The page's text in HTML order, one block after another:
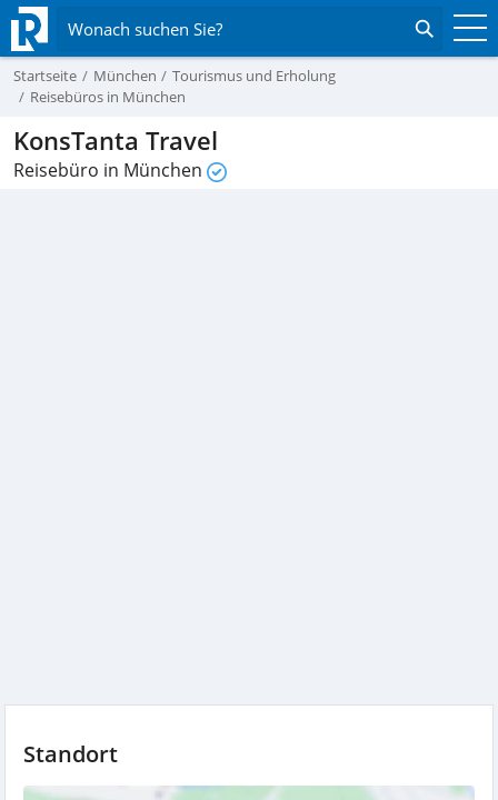
Wonach suchen Sie?
Startseite München
Tourismus und Erholung
Reisebüros in München
KonsTanta Travel
Reisebüro in München
Standort